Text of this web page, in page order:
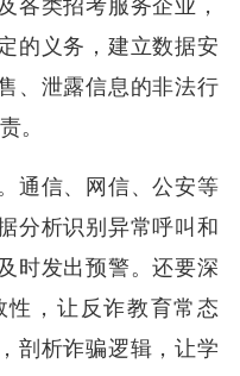
各类招考服务企业，
的义务，建立数据安
、泄露信息的非法行
。
通信、网信、公安等
分析识别异常呼叫和
时发出预警。还要深
，让反诈教育常态
剖析诈骗逻辑，让学